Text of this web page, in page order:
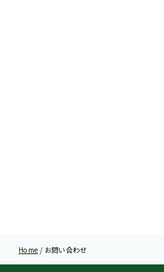
Home / お問い合わせ